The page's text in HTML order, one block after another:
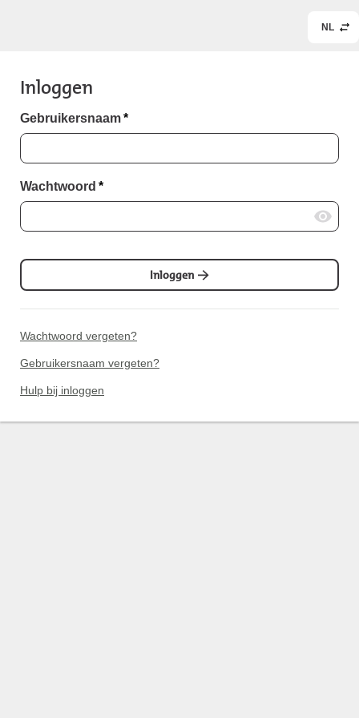
NL
Inloggen
Gebruikersnaam*
Wachtwoord *
Inloggen
Wachtwoord vergeten?
Gebruikersnaam vergeten?
Hulp bij inloggen